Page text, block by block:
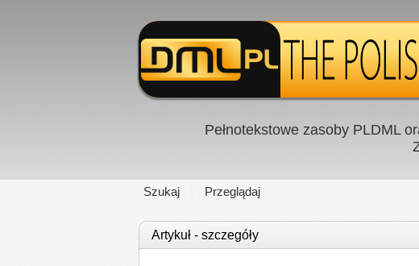
Pełnotekstowe zasoby PLDML
Szukaj Przeglądaj
Artykuł - szczegóły